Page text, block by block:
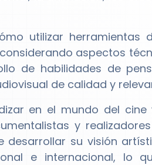
utilizar herramientas
aspectos
de habilidades de
de calidad y
en el mundo del
y
desarrollar su visión
e internacional, lo